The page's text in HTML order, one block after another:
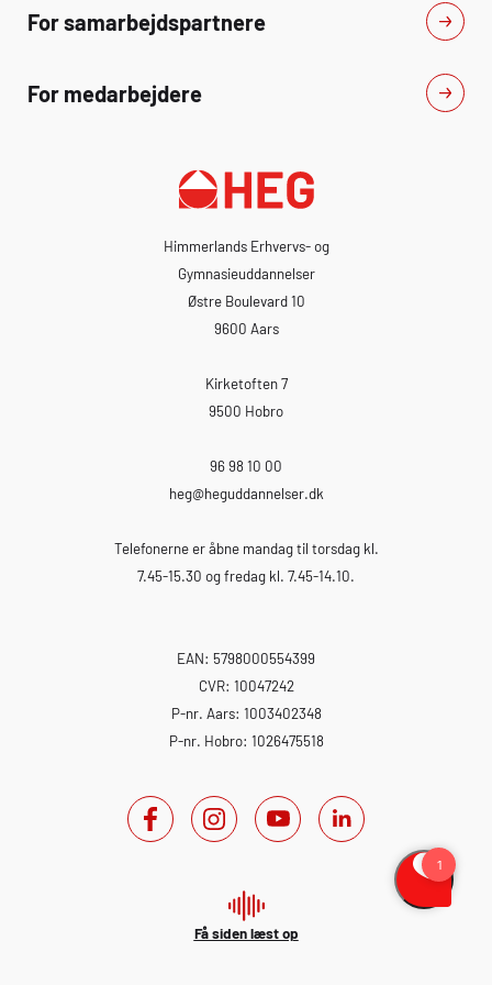
teleskoplæsser.
For samarbejdspartnere
For medarbejdere
Himmerlands Erhvervs- og
Gymnasieuddannelser
Østre Boulevard 10
9600 Aars
Kirketoften 7
9500 Hobro
96 98 10 00
heg@heguddannelser.dk
Telefonerne er åbne mandag til torsdag kl.
7.45-15.30 og fredag kl. 7.45-14.10.
EAN: 5798000554399
CVR: 10047242
P-nr. Aars: 1003402348
P-nr. Hobro: 1026475518
Få siden læst op